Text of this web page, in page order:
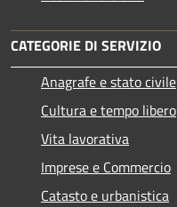
CATEGORIE DI SERVIZIO
Anagrafe e stato civile
Cultura e tempo libero
Vita lavorativa
Imprese e Commercio
Catasto e urbanistica